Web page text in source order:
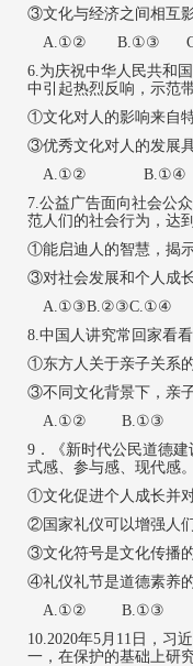
③文化与经济之间相互
A.①② B.①③
6.为庆祝中华人民共和
中引起热烈反响，示范
①文化对人的影响来自
③优秀文化对人的发
A.①②
7.公益广告面向社会公
范人们的社会行为，达
①能启迪人的智慧，揭
③对社会发展和个人成
A.①③B.②③
8.中国人讲究常回家看
①东方人关于亲子关系
③不同文化背景下，亲
A.①② B.①③
9 ．《新时代公民道德
式感、参与感、现代感
①文化促进个人成长并
②国家礼仪可以增强人
③文化符号是文化传播
④礼仪礼节是道德素养
A.①② B.①③
10.2020年5月11日，习
一，在保护的基础上研